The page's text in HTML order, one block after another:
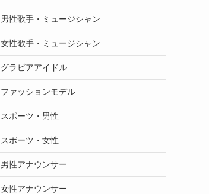
男性歌手・ミュージシャン
女性歌手・ミュージシャン
グラビアアイドル
ファッションモデル
スポーツ・男性
スポーツ・女性
男性アナウンサー
女性アナウンサー